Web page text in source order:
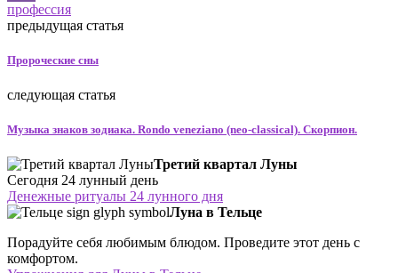
Viber
профессия
предыдущая статья
Пророческие сны
следующая статья
Музыка знаков зодиака. Rondo veneziano (neo-classical). Скорпион.
Третий квартал Луны
Сегодня 24 лунный день
Денежные ритуалы 24 лунного дня
Луна в Тельце
Порадуйте себя любимым блюдом. Проведите этот день с
комфортом.